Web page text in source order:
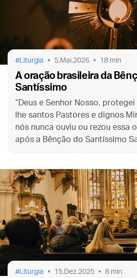
Liturgia 5.Mai.2026 18 min
A oração brasileira da
Santíssimo
“Deus e Senhor Nosso,
lhe santos Pastores e dignos
nós nunca ouviu ou rezou essa
após a Bênção do Santíssimo
Liturgia 15.Dez.2025 8 min